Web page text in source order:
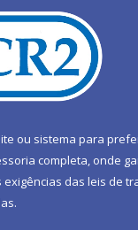
ou sistema para
completa, onde
das leis de